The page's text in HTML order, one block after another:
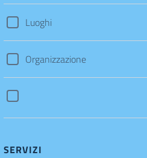
Luoghi
Organizzazione
SERVIZI